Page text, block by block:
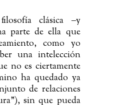
clásica‒y
parte de ella que
como yo
una intelección
no es ciertamente
ha quedado ya
de relaciones
sin que pueda